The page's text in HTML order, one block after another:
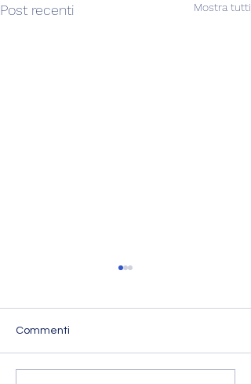
Post recenti Mostra tutti
Commenti